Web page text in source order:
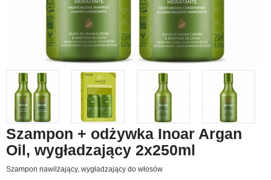
Szampon + odżywka Inoar Argan
Oil, wygładzający 2x250ml
Szampon nawilżający, wygładzający do włosów